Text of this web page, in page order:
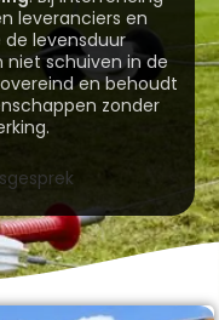
leveranciers en
levensduur
niet schuiven in de
en behoudt
zonder